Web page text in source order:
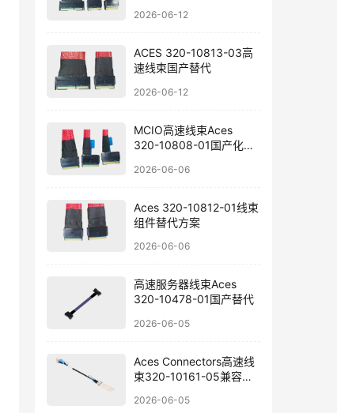
2026-06-12
ACES 320-10813-03高
速线束国产替代
2026-06-12
MCIO高速线束Aces
320-10808-01国产化选
2026-06-06
Aces 320-10812-01线束
组件替代方案
2026-06-06
高速服务器线束Aces
320-10478-01国产替代
2026-06-05
Aces Connectors高速线
束320-10161-05兼容替
2026-06-05